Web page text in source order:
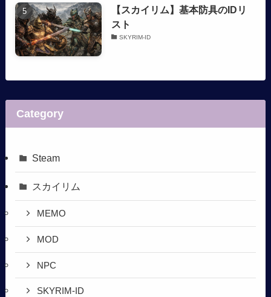
【スカイリム】基本防具のIDリ
スト
SKYRIM-ID
Category
Steam
スカイリム
MEMO
MOD
NPC
SKYRIM-ID